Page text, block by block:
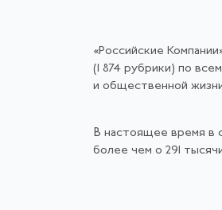
«Российские
(1 874 рубрики) по
и общественной
В настоящее время в
более чем о 291